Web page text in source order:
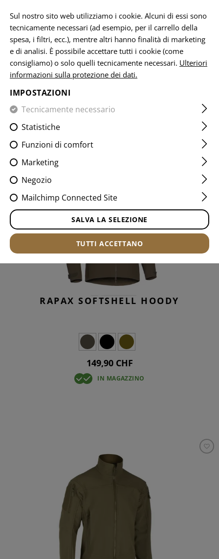
SOFTSHELL JACKETS
ABBIGLIAMENTO
FILTRO
RAPAX SOFTSHELL HOODY
149,90 CHF
IN MAGAZZINO
Sul nostro sito web utilizziamo i cookie. Alcuni di essi sono
tecnicamente necessari (ad esempio, per il carrello della
spesa, i filtri, ecc.), mentre altri hanno finalità di marketing
e di analisi. È possibile accettare tutti i cookie (come
consigliamo) o solo quelli tecnicamente necessari. Ulteriori
informazioni sulla protezione dei dati.
IMPOSTAZIONI
Tecnicamente necessario
Statistiche
Funzioni di comfort
Marketing
Negozio
Mailchimp Connected Site
SALVA LA SELEZIONE
TUTTI ACCETTANO